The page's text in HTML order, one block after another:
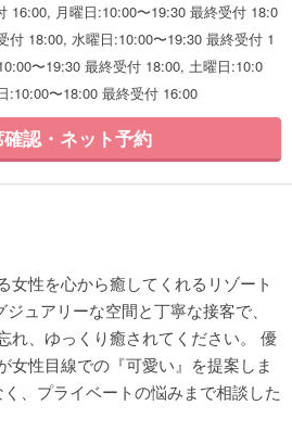
16:00, 月曜日:10:00〜19:30 最終受付 18:0
付 18:00, 水曜日:10:00〜19:30 最終受付 1
〜19:30 最終受付 18:00, 土曜日:10:0
:10:00〜18:00 最終受付 16:00
確認・ネット予約
女性を心から癒してくれるリゾート
ュアリーな空間と丁寧な接客で、
れ、ゆっくり癒されてください。 優
女性目線での『可愛い』を提案しま
、プライベートの悩みまで相談した